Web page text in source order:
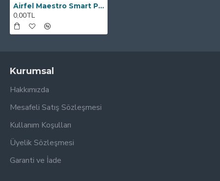
Airfel Maestro Smart Premix 24 kW
0,00TL
Kurumsal
Hakkımızda
Mesafeli Satış Sözleşmesi
Kullanım Koşulları
Üyelik Sözleşmesi
Garanti ve İade